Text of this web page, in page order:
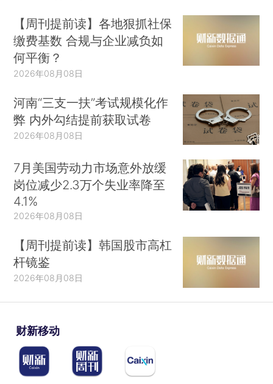
【周刊提前读】各地狠抓社保
缴费基数 合规与企业减负如
何平衡？
2026年08月08日
河南“三支一扶”考试规模化作
弊 内外勾结提前获取试卷
2026年08月08日
7月美国劳动力市场意外放缓
岗位减少2.3万个失业率降至
4.1%
2026年08月08日
【周刊提前读】韩国股市高杠
杆镜鉴
2026年08月08日
财新移动